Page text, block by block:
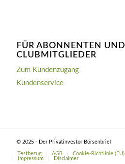
FÜR ABONNENTEN UND
CLUBMITGLIEDER
Zum Kundenzugang
Kundenservice
© 2025 - Der Privatinvestor Börsenbrief
Testbezug AGB Cookie-Richtlinie (EU)
Impressum
Disclaimer